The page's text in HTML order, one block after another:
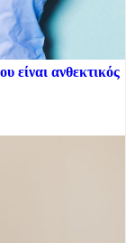
είναι ανθεκτικός